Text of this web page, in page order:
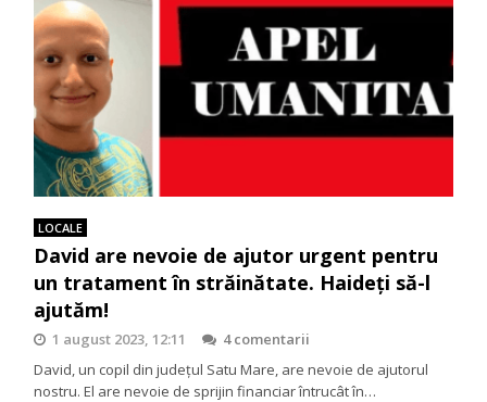
LOCALE
David are nevoie de ajutor urgent pentru
un tratament în străinătate. Haideți să-l
ajutăm!
1 august 2023, 12:11
4 comentarii
David, un copil din județul Satu Mare, are nevoie de ajutorul
nostru. El are nevoie de sprijin financiar întrucât în…